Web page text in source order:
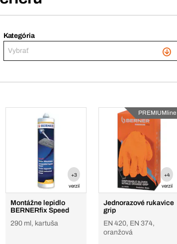
Kategória
Vybrať
+3
verzií
Montážne lepidlo
BERNERfix Speed
290 ml, kartuša
PREMIUMline
+4
verzií
Jednorazové rukavice
grip
EN 420, EN 374,
oranžová